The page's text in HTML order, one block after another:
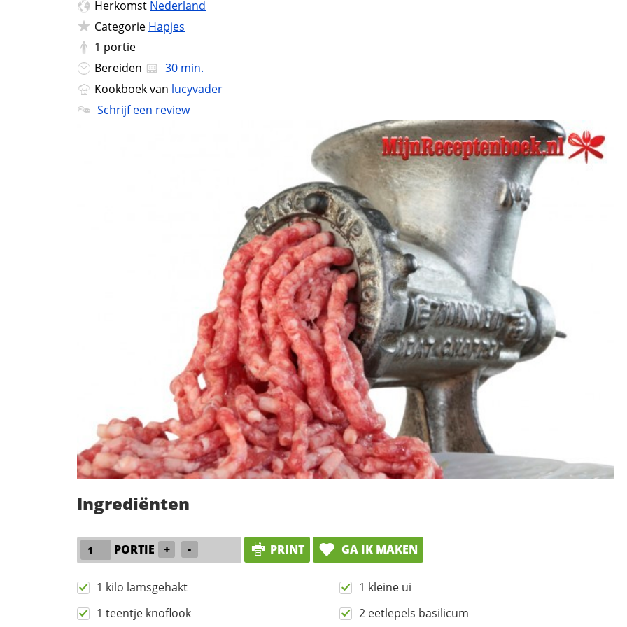
Herkomst Nederland
Categorie Hapjes
1 portie
Bereiden
30 min.
Kookboek van lucyvader
Schrijf een review
Ingrediënten
PORTIE + - PRINT GA IK MAKEN
1 kilo lamsgehakt
1 kleine ui
1 teentje knoflook
2 eetlepels basilicum